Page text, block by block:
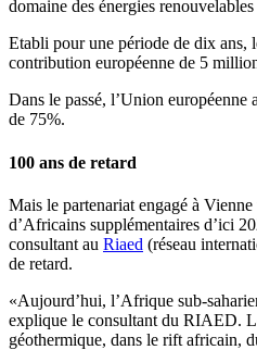
domaine des énergies
Etabli pour une période de dix ans,
contribution européenne de 5
Dans le passé, l’Union
de 75%.
100 ans de retard
Mais le partenariat engagé à
d’Africains supplémentaires d’ici
consultant au Riaed (réseau
de retard.
«Aujourd’hui, l’Afrique sub-
explique le consultant du RIAED.
géothermique, dans le rift africain,